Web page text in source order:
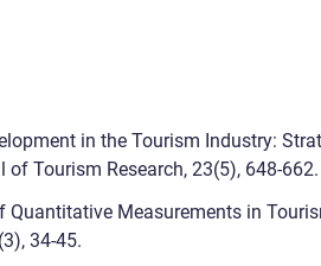
in the Tourism Industry:
Tourism Research, 23(5), 648-662.
Quantitative Measurements in
34-45.